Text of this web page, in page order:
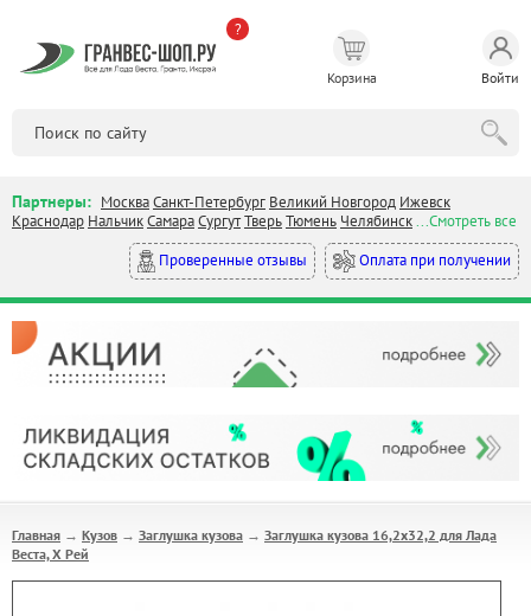
?
Корзина Войти
Партнеры: МоскваСанкт-Петербург Великий Новгород Ижевск
Краснодар НальчикСамараСургутТверьТюмень Челябинск...Смотреть все
Проверенные отзывы
Оплата при получении
Главная → Кузов → Заглушка кузова → Заглушка кузова 16,2х32,2 для Лада
Веста, Х Рей